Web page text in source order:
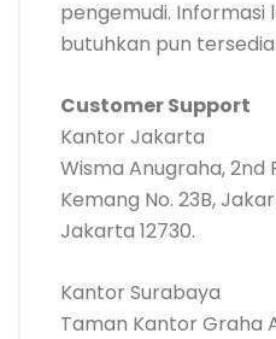
pengemudi. Informasi
butuhkan pun tersedia
Customer Support
Kantor Jakarta
Wisma Anugraha, 2nd
Kemang No. 23B,
Jakarta 12730.
Kantor Surabaya
Taman Kantor Graha